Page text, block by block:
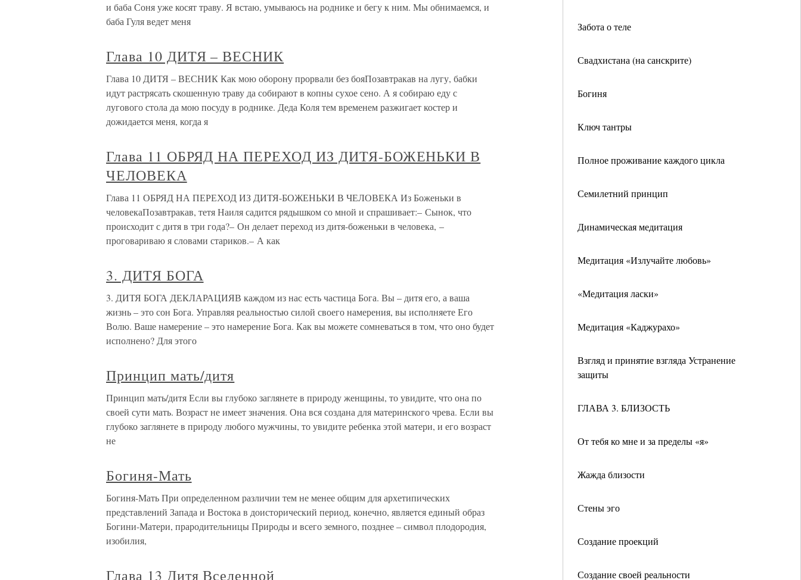
Забота о теле
Свадхистана (на санскрите)
Богиня
Ключ тантры
Полное проживание каждого цикла
Семилетний принцип
Динамическая медитация
Медитация «Излучайте любовь»
«Медитация ласки»
Медитация «Каджурахо»
Взгляд и принятие взгляда Устранение
защиты
ГЛАВА 3. БЛИЗОСТЬ
От тебя ко мне и за пределы «я»
Жажда близости
Стены эго
Создание проекций
Создание своей реальности
и баба Соня уже косят траву. Я встаю, умываюсь на роднике и бегу к ним. Мы обнимаемся, и
баба Гуля ведет меня
Глава 10 ДИТЯ – ВЕСНИК
Глава 10 ДИТЯ – ВЕСНИК Как мою оборону прорвали без бояПозавтракав на лугу, бабки
идут растрясать скошенную траву да собирают в копны сухое сено. А я собираю еду с
лугового стола да мою посуду в роднике. Деда Коля тем временем разжигает костер и
дожидается меня, когда я
Глава 11 ОБРЯД НА ПЕРЕХОД ИЗ ДИТЯ-БОЖЕНЬКИ В
ЧЕЛОВЕКА
Глава 11 ОБРЯД НА ПЕРЕХОД ИЗ ДИТЯ-БОЖЕНЬКИ В ЧЕЛОВЕКА Из Боженьки в
человекаПозавтракав, тетя Наиля садится рядышком со мной и спрашивает:– Сынок, что
происходит с дитя в три года?– Он делает переход из дитя-боженьки в человека, –
проговариваю я словами стариков.– А как
3. ДИТЯ БОГА
3. ДИТЯ БОГА ДЕКЛАРАЦИЯВ каждом из нас есть частица Бога. Вы – дитя его, а ваша
жизнь – это сон Бога. Управляя реальностью силой своего намерения, вы исполняете Его
Волю. Ваше намерение – это намерение Бога. Как вы можете сомневаться в том, что оно будет
исполнено? Для этого
Принцип мать/дитя
Принцип мать/дитя Если вы глубоко заглянете в природу женщины, то увидите, что она по
своей сути мать. Возраст не имеет значения. Она вся создана для материнского чрева. Если вы
глубоко заглянете в природу любого мужчины, то увидите ребенка этой матери, и его возраст
не
Богиня-Мать
Богиня-Мать При определенном различии тем не менее общим для архетипических
представлений Запада и Востока в доисторический период, конечно, является единый образ
Богини-Матери, прародительницы Природы и всего земного, позднее – символ плодородия,
изобилия,
Глава 13 Дитя Вселенной